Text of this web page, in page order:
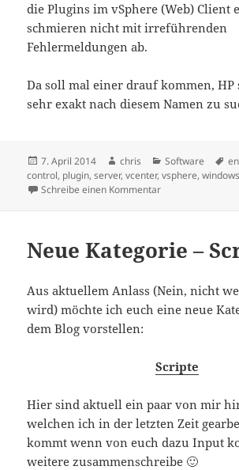
die Plugins im vSphere (Web) Client
schmieren nicht mit irreführenden
Fehlermeldungen ab.
Da soll mal einer drauf kommen,
sehr exakt nach diesem Namen zu
Veröffentlicht
am
7. April 2014 Autor
chris Kategorien
Software
control, plugin,server,vcenter,vsphere,windows
Schreibe einen Kommentarzu HP Insight
Neue Kategorie –
Aus aktuellem Anlass (Nein, nicht
wird) möchte ich euch eine neue
dem Blog vorstellen:
Scripte
Hier sind aktuell ein paar von mir
welchen ich in der letzten Zeit
kommt wenn von euch dazu Input
weitere zusammenschreibe 🙂